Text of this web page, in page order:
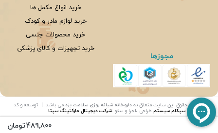
489,800تومان
مجوزها
خرید انواع مکمل ها
خرید لوازم مادر و کودک
خرید محصولات جنسی
خرید تجهیزات و کالای پزشکی
© تمامی حقوق این سایت متعلق بهداروخانه شبانه روزی سلامت یزدمی باشد. | توسعه و کد
نویسی:سپکام سیستم طراحی ،اجرا و سئو :شرکت دیجیتال مارکتینگ سپتا